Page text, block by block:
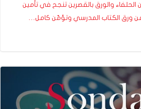
والورق بالقصرين تنجح في تأمين